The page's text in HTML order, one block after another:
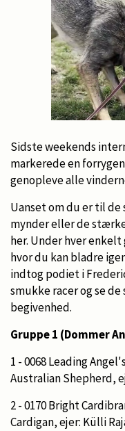
Sidste weekends
markerede en
genopleve alle
Uanset om du er til
mynder eller de
her. Under hver
hvor du kan bladre
indtog podiet i
smukke racer og se
begivenhed.
Gruppe 1 (Dommer
1 - 0068 Leading
Australian Shepherd,
2 - 0170 Bright
Cardigan, ejer: Külli